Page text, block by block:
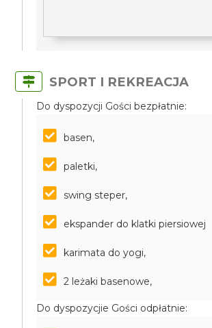
SPORT I REKREACJA
Do dyspozycji Gości bezpłatnie:
basen,
paletki,
swing steper,
ekspander do klatki piersiowej
karimata do yogi,
2 leżaki basenowe,
Do dyspozycjie Gości odpłatnie: